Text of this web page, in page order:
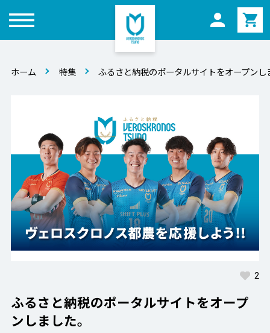
メニュー
ホーム 特集 ふるさと納税のポータルサイトをオープンし
2
ふるさと納税のポータルサイトをオープ
ンしました。